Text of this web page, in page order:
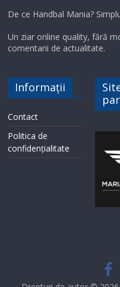
De ce Handbal Mania?
Un ziar online quality, fără
comentarii de actualitate.
Informații
Contact
Politica de
confidențialitate